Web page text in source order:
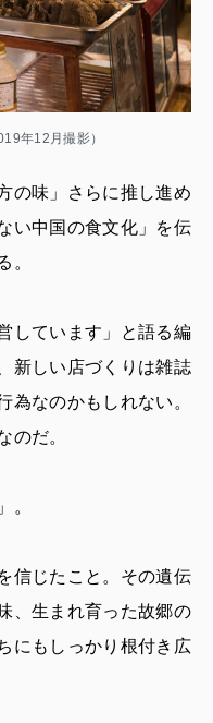
年12月撮影）
の味」さらに推し進め
い中国の食文化」を伝
。
しています」と語る編
新しい店づくりは雑誌
為なのかもしれない。
のだ。
。
信じたこと。その遺伝
、生まれ育った故郷の
にもしっかり根付き広